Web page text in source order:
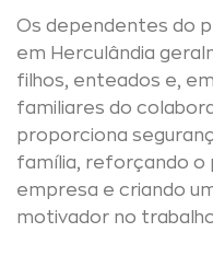
Os dependentes do
em Herculândia
filhos, enteados e,
familiares do
proporciona
família, reforçando o
empresa e criando
motivador no